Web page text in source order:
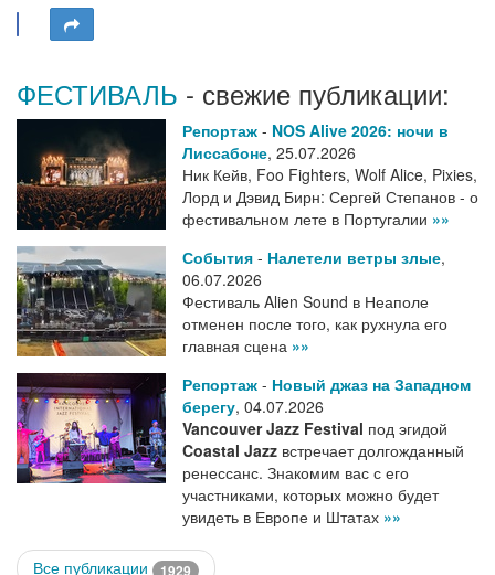
ФЕСТИВАЛЬ - свежие публикации:
Репортаж - NOS Alive 2026: ночи в
Лиссабоне, 25.07.2026
Ник Кейв, Foo Fighters, Wolf Alice, Pixies,
Лорд и Дэвид Бирн: Сергей Степанов - о
фестивальном лете в Португалии »»
События - Налетели ветры злые,
06.07.2026
Фестиваль Alien Sound в Неаполе
отменен после того, как рухнула его
главная сцена »»
Репортаж - Новый джаз на Западном
берегу, 04.07.2026
Vancouver Jazz Festival под эгидой
Coastal Jazz встречает долгожданный
ренессанс. Знакомим вас с его
участниками, которых можно будет
увидеть в Европе и Штатах »»
Все публикации 1929